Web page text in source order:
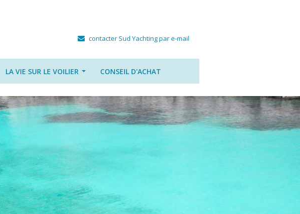
contacter Sud Yachting par e-mail
LA VIE SUR LE VOILIER CONSEIL D'ACHAT